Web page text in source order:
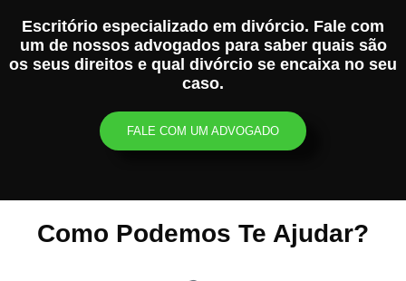
Escritório especializado em divórcio. Fale com
um de nossos advogados para saber quais são
os seus direitos e qual divórcio se encaixa no seu
caso.
FALE COM UM ADVOGADO
Como Podemos Te Ajudar?